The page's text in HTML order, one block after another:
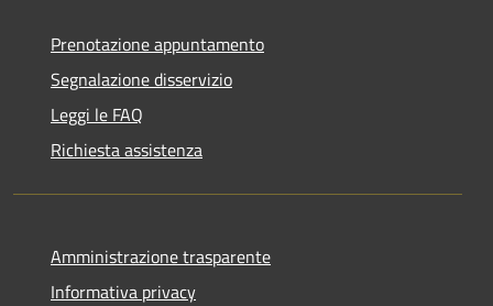
Prenotazione appuntamento
Segnalazione disservizio
Leggi le FAQ
Richiesta assistenza
Amministrazione trasparente
Informativa privacy